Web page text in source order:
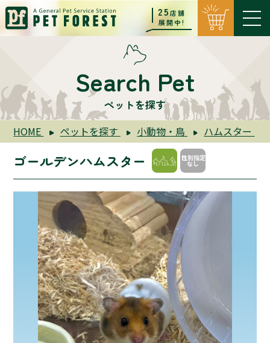
25店舗
展開中!
Search Pet
ペットを探す
HOME ペットを探す 小動物・鳥 ハムスター
ゴールデンハムスター 性別指定
なし